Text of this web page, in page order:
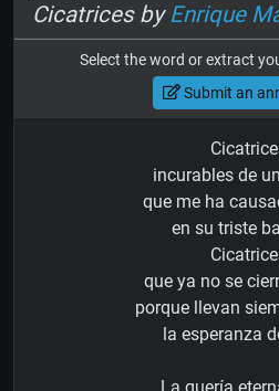
Cicatrices byEnrique
Select the word or extract
Submit an
incurables de
que me ha
en su triste
que ya no se
porque llevan
la esperanza